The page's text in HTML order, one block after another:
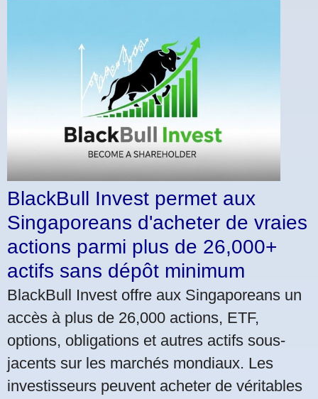
BlackBull Invest permet aux
Singaporeans d'acheter de vraies
actions parmi plus de 26,000+
actifs sans dépôt minimum
BlackBull Invest offre aux Singaporeans un
accès à plus de 26,000 actions, ETF,
options, obligations et autres actifs sous-
jacents sur les marchés mondiaux. Les
investisseurs peuvent acheter de véritables